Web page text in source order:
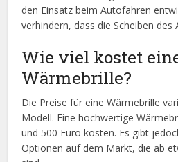
den Einsatz beim Autofahren
verhindern, dass die Scheiben des
Wie viel kostet
Wärmebrille?
Die Preise für eine Wärmebrille
Modell. Eine hochwertige
und 500 Euro kosten. Es gibt
Optionen auf dem Markt, die ab